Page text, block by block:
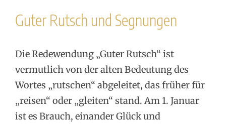
Guter Rutsch und Segnungen
Die Redewendung „Guter Rutsch“ ist
vermutlich von der alten Bedeutung des
Wortes „rutschen“ abgeleitet, das früher für
„reisen“ oder „gleiten“ stand. Am 1. Januar
ist es Brauch, einander Glück und